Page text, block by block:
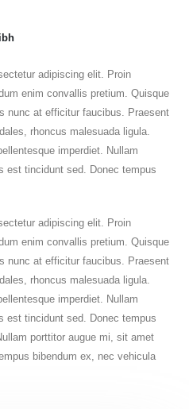
adipiscing elit. Proin
enim convallis pretium. Quisque
nunc at efficitur faucibus. Praesent
rhoncus malesuada ligula.
imperdiet. Nullam
est tincidunt sed. Donec tempus
adipiscing elit. Proin
enim convallis pretium. Quisque
nunc at efficitur faucibus. Praesent
rhoncus malesuada ligula.
imperdiet. Nullam
est tincidunt sed. Donec tempus
porttitor augue mi, sit amet
bibendum ex, nec vehicula